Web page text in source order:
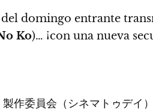
domingo entrante
Ko)… ¡con una nueva
製作委員会（シネマトゥデイ）